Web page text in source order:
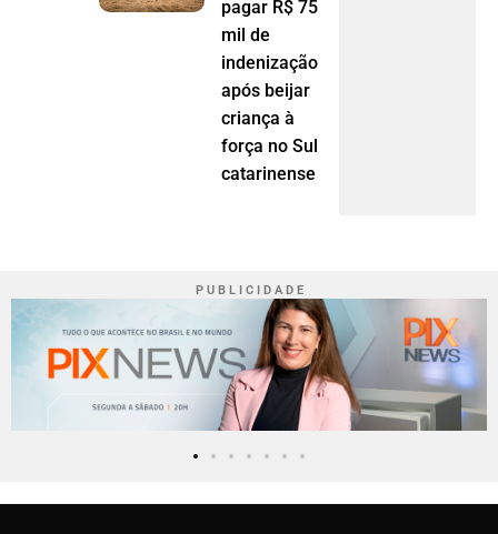
pagar R$ 75
mil de
indenização
após beijar
criança à
força no Sul
catarinense
P U B L I C I D A D E